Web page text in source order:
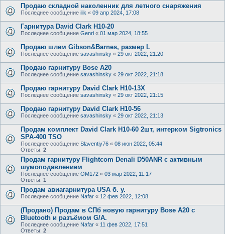
Продаю складной наколенник для летного снаряжения
Последнее сообщение ilik « 09 апр 2024, 17:08
Гарнитура David Clark H10-20
Последнее сообщение Genri « 01 мар 2024, 18:55
Продаю шлем Gibson&Barnes, размер L
Последнее сообщение savashinsky « 29 окт 2022, 21:20
Продаю гарнитуру Bose A20
Последнее сообщение savashinsky « 29 окт 2022, 21:18
Продаю гарнитуру David Clark H10-13X
Последнее сообщение savashinsky « 29 окт 2022, 21:15
Продаю гарнитуру David Clark H10-56
Последнее сообщение savashinsky « 29 окт 2022, 21:13
Продам комплект David Clark H10-60 2шт, интерком Sigtronics
SPA-400 TSO
Последнее сообщение Slaventiy76 « 08 июн 2022, 05:44
Ответы: 2
Продам гарнитуру Flightcom Denali D50ANR с активным
шумоподавлением
Последнее сообщение OM172 « 03 мар 2022, 11:17
Ответы: 1
Продам авиагарнитура USA б. у.
Последнее сообщение Nafar « 12 фев 2022, 12:08
(Продано) Продам в СПб новую гарнитуру Bose A20 с
Bluetooth и разъёмом G/A.
Последнее сообщение Nafar « 11 фев 2022, 17:51
Ответы: 2